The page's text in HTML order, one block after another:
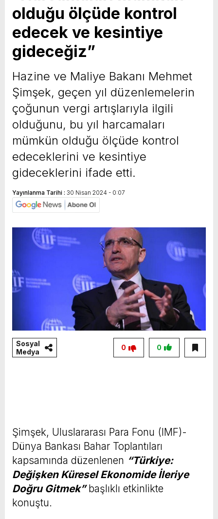
yeni özellikler belli oldu
olduğu ölçüde kontrol
edecek ve kesintiye
gideceğiz”
Hazine ve Maliye Bakanı Mehmet
Şimşek, geçen yıl düzenlemelerin
çoğunun vergi artışlarıyla ilgili
olduğunu, bu yıl harcamaları
mümkün olduğu ölçüde kontrol
edeceklerini ve kesintiye
gideceklerini ifade etti.
Yayınlanma Tarihi : 30 Nisan 2024 - 0:07
Sosyal
Medya
0
0
Şimşek, Uluslararası Para Fonu (IMF)-
Dünya Bankası Bahar Toplantıları
kapsamında düzenlenen “Türkiye:
Değişken Küresel Ekonomide İleriye
Doğru Gitmek”başlıklı etkinlikte
konuştu.